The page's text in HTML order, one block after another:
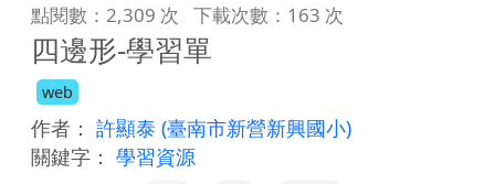
點閱數：2,309 次 下載次數：163 次
四邊形-學習單
web
作者： 許顯泰 (臺南市新營新興國小)
關鍵字： 學習資源